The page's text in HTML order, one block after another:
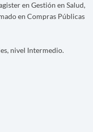
en Gestión en Salud,
en Compras Públicas
nivel Intermedio.